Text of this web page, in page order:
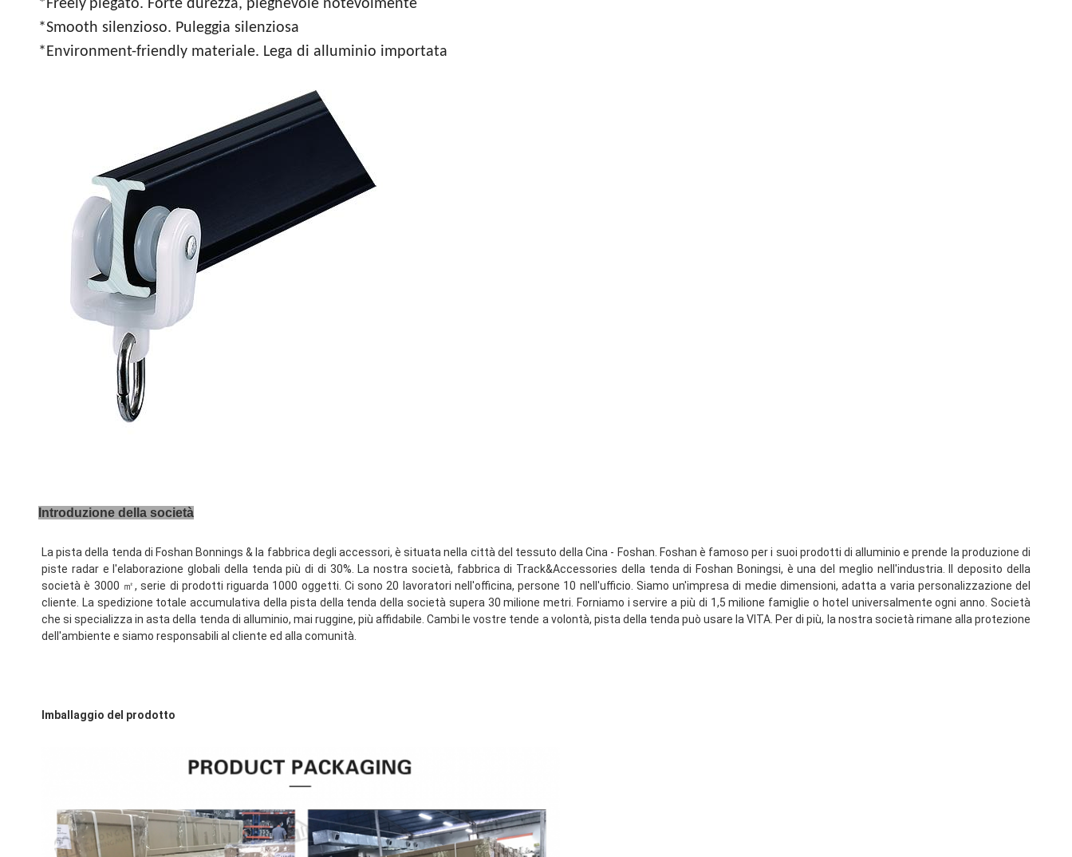
*Freely piegato. Forte durezza, pieghevole notevolmente
*Smooth silenzioso. Puleggia silenziosa
*Environment-friendly materiale. Lega di alluminio importata
Introduzione della società
La pista della tenda di Foshan Bonnings & la fabbrica degli accessori, è situata nella città del tessuto della Cina - Foshan. Foshan è famoso per i suoi prodotti di alluminio e prende la produzione di
piste radar e l'elaborazione globali della tenda più di di 30%. La nostra società, fabbrica di Track&Accessories della tenda di Foshan Boningsi, è una del meglio nell'industria. Il deposito della
società è 3000 ㎡, serie di prodotti riguarda 1000 oggetti. Ci sono 20 lavoratori nell'officina, persone 10 nell'ufficio. Siamo un'impresa di medie dimensioni, adatta a varia personalizzazione del
cliente. La spedizione totale accumulativa della pista della tenda della società supera 30 milione metri. Forniamo i servire a più di 1,5 milione famiglie o hotel universalmente ogni anno. Società
che si specializza in asta della tenda di alluminio, mai ruggine, più affidabile. Cambi le vostre tende a volontà, pista della tenda può usare la VITA. Per di più, la nostra società rimane alla protezione
dell'ambiente e siamo responsabili al cliente ed alla comunità.
Imballaggio del prodotto